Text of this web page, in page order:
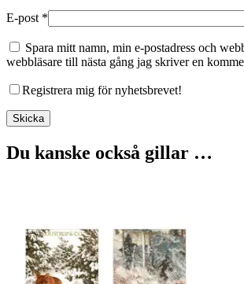
E-post *
Spara mitt namn, min e-postadress och
webbläsare till nästa gång jag skriver en
Registrera mig för nyhetsbrevet!
Du kanske också gillar …